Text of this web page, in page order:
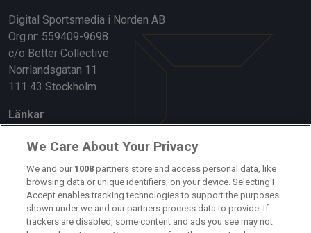
Digital Sportsmedia i Norden AB
Org.nr: 559409-9698
c/o Better Collective
Norrlandsgatan 11
111 43 Stockholm
Länkar
Om oss
Kontakta oss
Kundtjänst
Sponsor: Rekatochklart
We Care About Your Privacy
We and our 1008 partners store and access personal data, like
browsing data or unique identifiers, on your device. Selecting I
Accept enables tracking technologies to support the purposes
shown under we and our partners process data to provide. If
trackers are disabled, some content and ads you see may not